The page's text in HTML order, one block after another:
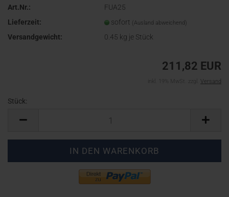
Art.Nr.:
FUA25
Lieferzeit:
sofort (Ausland abweichend)
Versandgewicht: 0.45 kg je Stück
211,82 EUR
inkl. 19% MwSt. zzgl. Versand
Stück: